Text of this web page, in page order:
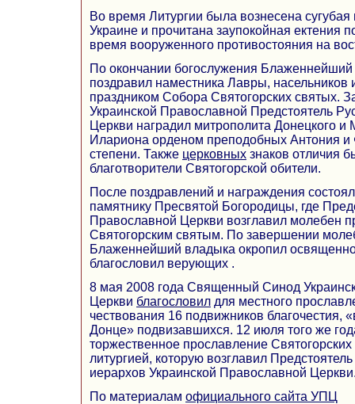
Во время Литургии была вознесена
Украине и прочитана заупокойная ектения
время вооруженного противостояния на
По окончании богослужения
поздравил наместника Лавры, насельников
праздником Собора Святогорских святых.
Украинской Православной Предстоятель
Церкви наградил митрополита Донецкого и
Илариона орденом преподобных Антония и
степени. Также церковных знаков отличия
благотворители Святогорской обители.
После поздравлений и награждения
памятнику Пресвятой Богородицы, где
Православной Церкви возглавил молебен
Святогорским святым. По завершении
Блаженнейший владыка окропил
благословил верующих .
8 мая 2008 года Священный Синод
Церкви благословил для местного
чествования 16 подвижников благочестия,
Донце» подвизавшихся. 12 июля того же
торжественное прославление
литургией, которую возглавил
иерархов Украинской Православной
По материалам официального сайта УПЦ